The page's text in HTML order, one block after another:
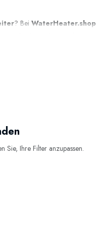
? Bei WaterHeater.shop
arbeitet.
Sie, Ihre Filter anzupassen.